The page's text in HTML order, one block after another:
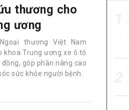
thương cho
ương
thương Việt Nam
khoa Trung ương xe ô tô
góp phần nâng cao
sức khỏe người bệnh.